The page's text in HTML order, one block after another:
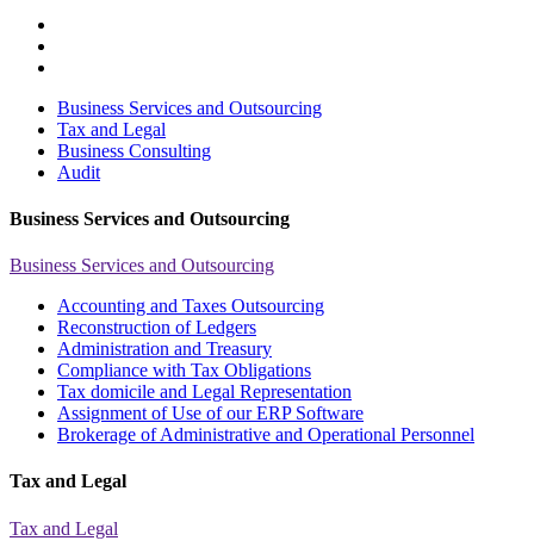
Business Services and Outsourcing
Tax and Legal
Business Consulting
Audit
Business Services and Outsourcing
Business Services and Outsourcing
Accounting and Taxes Outsourcing
Reconstruction of Ledgers
Administration and Treasury
Compliance with Tax Obligations
Tax domicile and Legal Representation
Assignment of Use of our ERP Software
Brokerage of Administrative and Operational Personnel
Tax and Legal
Tax and Legal